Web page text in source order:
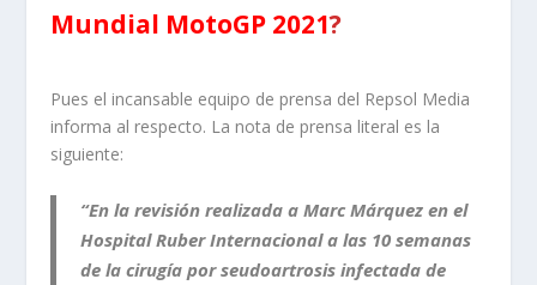
Mundial MotoGP 2021?
Pues el incansable equipo de prensa del Repsol Media
informa al respecto. La nota de prensa literal es la
siguiente:
“En larevisión realizada a Marc Márquezen el
Hospital Ruber Internacional a las 10 semanas
de la cirugía por seudoartrosis infectada de